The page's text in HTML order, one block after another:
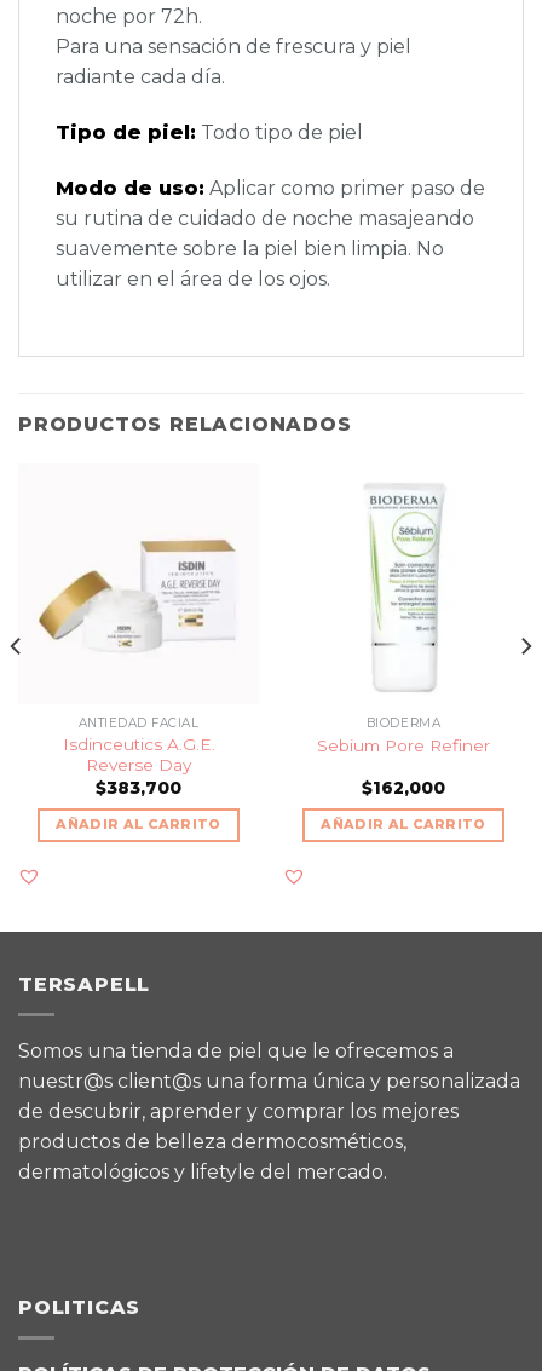
noche por 72h.
Para una sensación de frescura y piel
radiante cada día.
Tipo de piel: Todo tipo de piel
Modo de uso: Aplicar como primer paso de
su rutina de cuidado de noche masajeando
suavemente sobre la piel bien limpia. No
utilizar en el área de los ojos.
PRODUCTOS RELACIONADOS
ANTIEDAD FACIAL
Isdinceutics A.G.E.
Reverse Day
$383,700
AÑADIR AL CARRITO
BIODERMA
Sebium Pore Refiner
$162,000
AÑADIR AL CARRITO
TERSAPELL
Somos una tienda de piel que le ofrecemos a
nuestr@s client@s una forma única y personalizada
de descubrir, aprender y comprar los mejores
productos de belleza dermocosméticos,
dermatológicos y lifetyle del mercado.
POLITICAS